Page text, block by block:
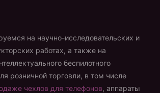
на научно-исследовательских и
работах, а также на
беспилотного
розничной торговли, в том числе
чехлов для телефонов, аппараты